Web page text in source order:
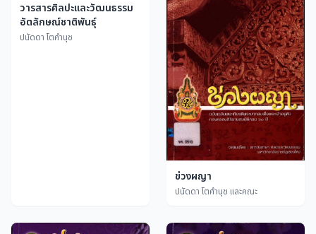
วารสารศิลปะและวัฒนธรรม
อัตลักษณ์ชาติพันธุ์
ปนัดดา โตคำนุช
ข่วงผญา
ปนัดดา โตคำนุช และคณะ